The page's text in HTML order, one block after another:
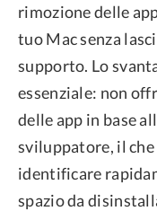
rimozione delle
tuo Mac senza
supporto. Lo
essenziale: non
delle app in base
sviluppatore, il
identificare
spazio da